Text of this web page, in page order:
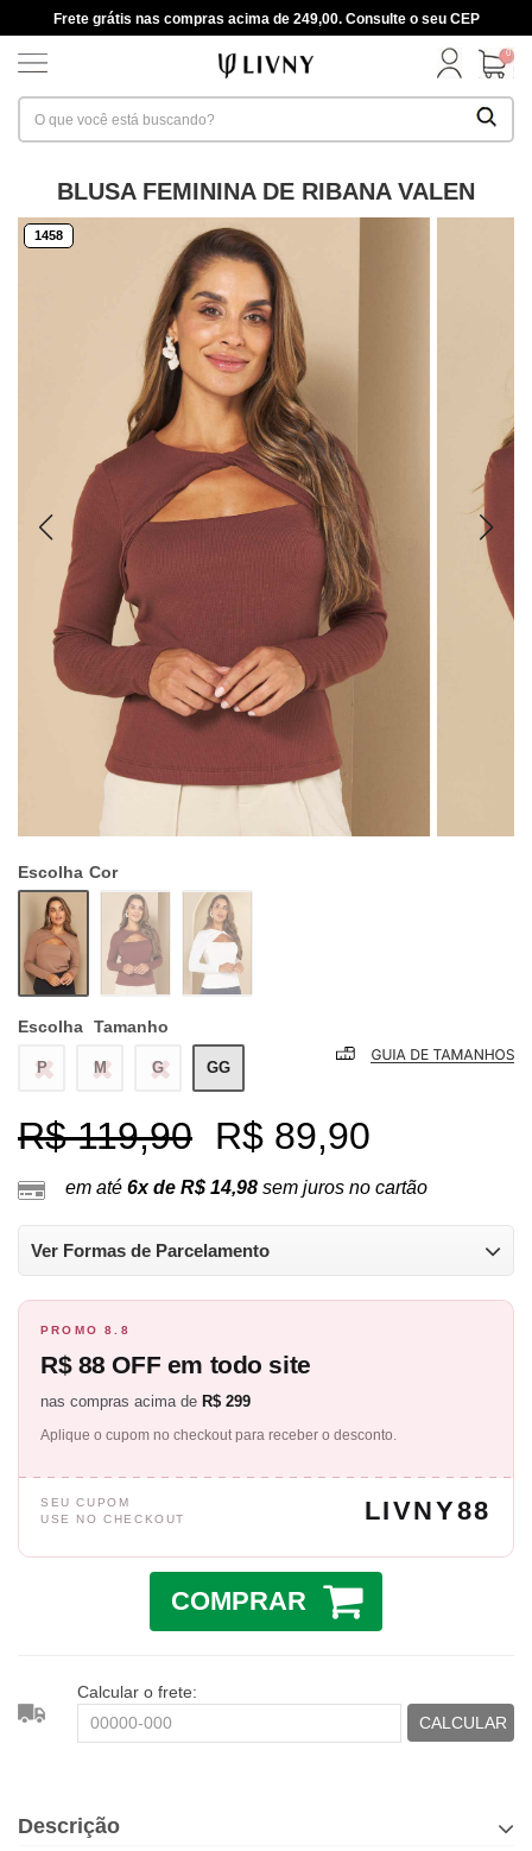
Frete grátis nas compras acima de 249,00. Consulte o seu CEP
0
BLUSA FEMININA DE RIBANA VALEN
1458
Escolha Cor
Escolha Tamanho
P M G GG
R$ 119,90 R$ 89,90
em até 6x de R$ 14,98 sem juros no cartão
Ver Formas de Parcelamento
PROMO 8.8
R$ 88 OFF em todo site
nas compras acima de R$ 299
Aplique o cupom no checkout para receber o desconto.
SEU CUPOM
USE NO CHECKOUT
LIVNY88
COMPRAR
Calcular o frete:
CALCULAR
Descrição